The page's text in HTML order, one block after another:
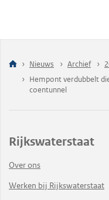
Nieuws Archief
Hempont verdubbelt
coentunnel
Rijkswaterstaat
Over ons
Werken bij Rijkswaterstaat